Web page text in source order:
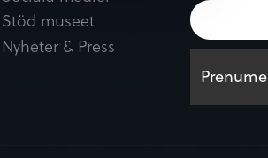
Stöd museet
Nyheter & Press